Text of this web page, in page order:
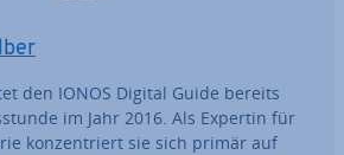
den IONOS Digital Guide bereits
im Jahr 2016. Als Expertin für
kon­zen­triert sie sich primär auf